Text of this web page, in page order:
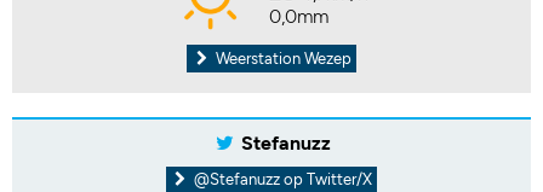
0,0mm
Weerstation Wezep
Stefanuzz
@Stefanuzz op Twitter/X